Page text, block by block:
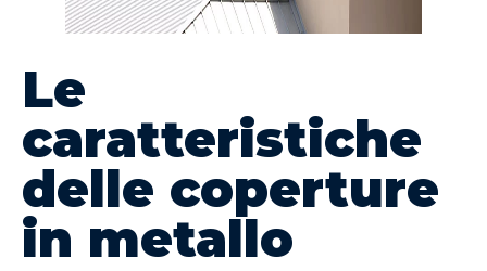
Le
caratteristiche
delle coperture
in metallo